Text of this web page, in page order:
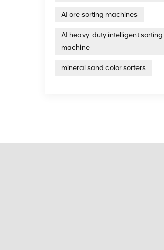
AI ore sorting machines
AI heavy-duty intelligent sorting
machine
mineral sand color sorters